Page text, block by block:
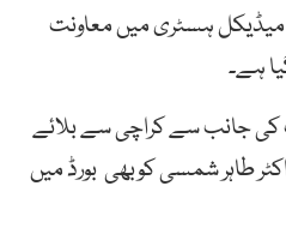
میڈیکل ہسٹری میں معاونت
ہے۔
جانب سے کراچی سے بلائے
طاہر شمسی کوبھی بورڈ میں